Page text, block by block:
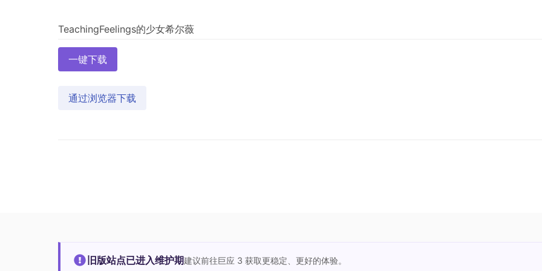
一键下载
通过浏览器下载
旧版站点已进入维护期建议前往巨应 3 获取更稳定、更好的体验。